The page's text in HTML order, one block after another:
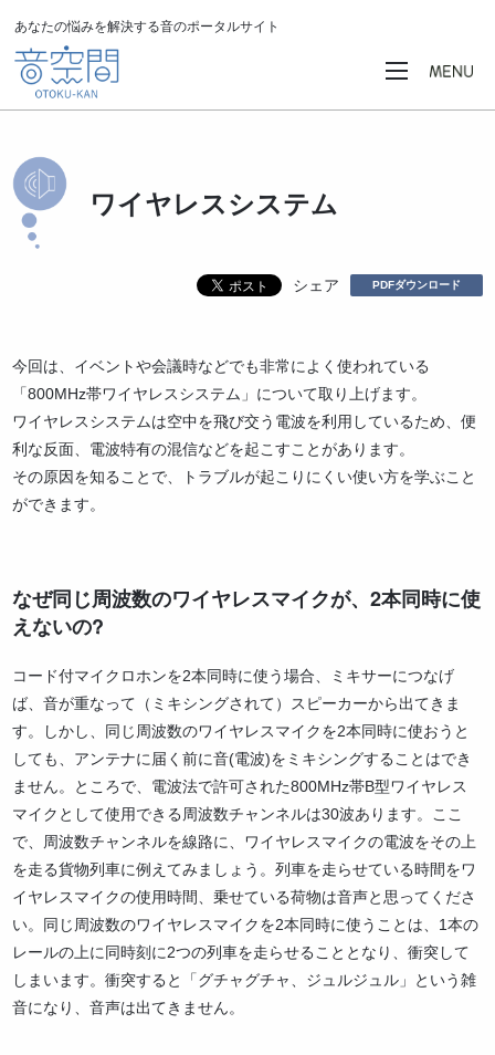
あなたの悩みを解決する音のポータルサイト
ワイヤレスシステム
シェア PDFダウンロード
今回は、イベントや会議時などでも非常によく使われている
「800MHz帯ワイヤレスシステム」について取り上げます。
ワイヤレスシステムは空中を飛び交う電波を利用しているため、便
利な反面、電波特有の混信などを起こすことがあります。
その原因を知ることで、トラブルが起こりにくい使い方を学ぶこと
ができます。
なぜ同じ周波数のワイヤレスマイクが、2本同時に使
えないの?
コード付マイクロホンを2本同時に使う場合、ミキサーにつなげ
ば、音が重なって（ミキシングされて）スピーカーから出てきま
す。しかし、同じ周波数のワイヤレスマイクを2本同時に使おうと
しても、アンテナに届く前に音(電波)をミキシングすることはでき
ません。ところで、電波法で許可された800MHz帯B型ワイヤレス
マイクとして使用できる周波数チャンネルは30波あります。ここ
で、周波数チャンネルを線路に、ワイヤレスマイクの電波をその上
を走る貨物列車に例えてみましょう。列車を走らせている時間をワ
イヤレスマイクの使用時間、乗せている荷物は音声と思ってくださ
い。同じ周波数のワイヤレスマイクを2本同時に使うことは、1本の
レールの上に同時刻に2つの列車を走らせることとなり、衝突して
しまいます。衝突すると「グチャグチャ、ジュルジュル」という雑
音になり、音声は出てきません。